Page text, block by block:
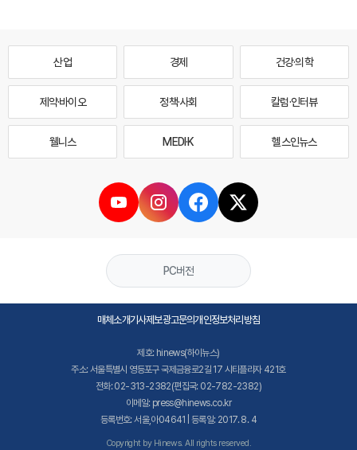
산업 경제 건강·의학
제약·바이오 정책·사회 칼럼·인터뷰
웰니스 MEDI·K 헬스인뉴스
PC버전
매체소개기사제보광고문의개인정보처리방침
제호: hinews(하이뉴스)
주소: 서울특별시 영등포구 국제금융로2길 17 시티플라자 421호
전화: 02-313-2382(편집국: 02-782-2382)
이메일: press@hinews.co.kr
등록번호: 서울,아04641 | 등록일: 2017. 8. 4
Copyright by Hinews. All rights reserved.